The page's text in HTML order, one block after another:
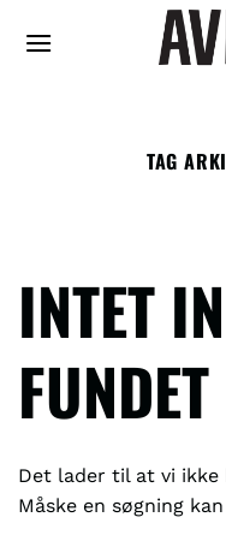
TAG
INTET
FUNDET
Det lader til at vi
Måske en søgning